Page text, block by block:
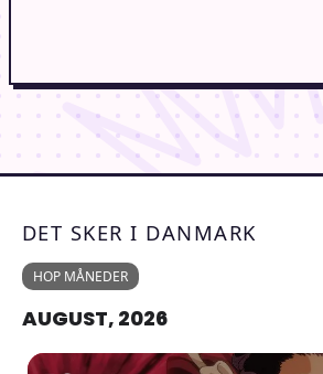
DET SKER I DANMARK
HOP MÅNEDER
AUGUST, 2026